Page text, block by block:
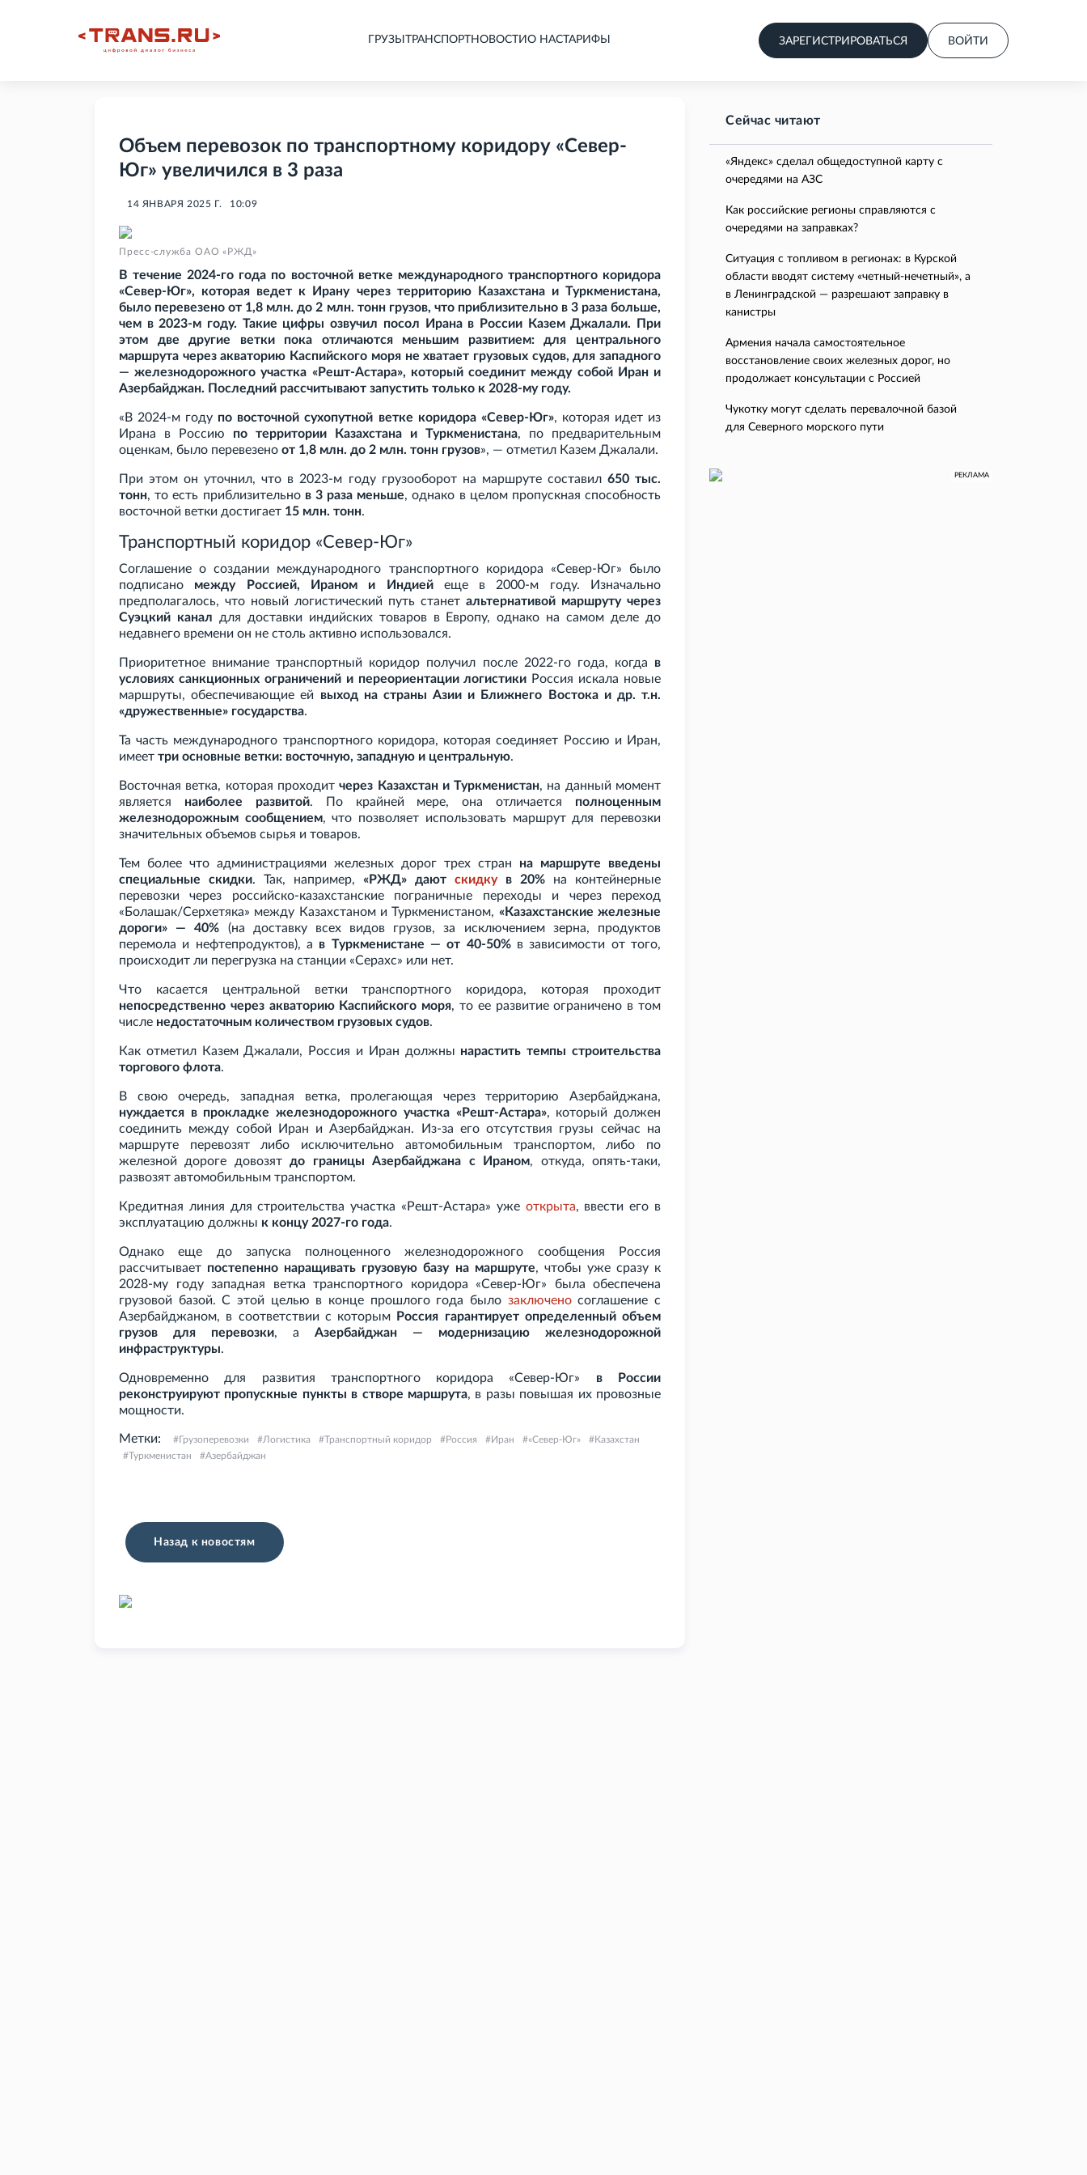
ГРУЗЫ ТРАНСПОРТНОВОСТИ О НАСТАРИФЫ ЗАРЕГИСТРИРОВАТЬСЯ ВОЙТИ
Объем перевозок по транспортному коридору «Север-
Юг» увеличился в 3 раза
14 ЯНВАРЯ 2025 Г. 10:09
Пресс-служба ОАО «РЖД»
В течение 2024-го года по восточной ветке международного транспортного коридора
«Север-Юг», которая ведет к Ирану через территорию Казахстана и Туркменистана,
было перевезено от 1,8 млн. до 2 млн. тонн грузов, что приблизительно в 3 раза больше,
чем в 2023-м году. Такие цифры озвучил посол Ирана в России Казем Джалали. При
этом две другие ветки пока отличаются меньшим развитием: для центрального
маршрута через акваторию Каспийского моря не хватает грузовых судов, для западного
— железнодорожного участка «Решт-Астара», который соединит между собой Иран и
Азербайджан. Последний рассчитывают запустить только к 2028-му году.
«В 2024-м году по восточной сухопутной ветке коридора «Север-Юг», которая идет из
Ирана в Россию по территории Казахстана и Туркменистана, по предварительным
оценкам, было перевезено от 1,8 млн. до 2 млн. тонн грузов», — отметил Казем Джалали.
При этом он уточнил, что в 2023-м году грузооборот на маршруте составил 650 тыс.
тонн, то есть приблизительно в 3 раза меньше, однако в целом пропускная способность
восточной ветки достигает 15 млн. тонн.
Транспортный коридор «Север-Юг»
Соглашение о создании международного транспортного коридора «Север-Юг» было
подписано между Россией, Ираном и Индиейеще в 2000-м году. Изначально
предполагалось, что новый логистический путь станет альтернативой маршруту через
Суэцкий канал для доставки индийских товаров в Европу, однако на самом деле до
недавнего времени он не столь активно использовался.
Приоритетное внимание транспортный коридор получил после 2022-го года, когда в
условиях санкционных ограничений и переориентации логистики Россия искала новые
маршруты, обеспечивающие ей выход на страны Азии и Ближнего Востока и др. т.н.
«дружественные» государства.
Та часть международного транспортного коридора, которая соединяет Россию и Иран,
имеет три основные ветки: восточную, западную и центральную.
Восточная ветка, которая проходитчерез Казахстан и Туркменистан, на данный момент
является наиболее развитой. По крайней мере, она отличается полноценным
железнодорожным сообщением, что позволяет использовать маршрут для перевозки
значительных объемов сырья и товаров.
Тем более что администрациями железных дорог трех стран на маршруте введены
специальные скидки. Так, например, «РЖД» дают скидкув 20% на контейнерные
перевозки через российско-казахстанские пограничные переходы и через переход
«Болашак/Серхетяка» между Казахстаном и Туркменистаном, «Казахстанские железные
дороги» — 40% (на доставку всех видов грузов, за исключением зерна, продуктов
перемола и нефтепродуктов), а в Туркменистане — от 40-50%в зависимости от того,
происходит ли перегрузка на станции «Серахс» или нет.
Что касается центральной ветки транспортного коридора, которая проходит
непосредственно через акваторию Каспийского моря, то ее развитие ограничено в том
числе недостаточным количеством грузовых судов.
Как отметил Казем Джалали, Россия и Иран должны нарастить темпы строительства
торгового флота.
В свою очередь, западная ветка, пролегающая через территорию Азербайджана,
нуждается в прокладке железнодорожного участка «Решт-Астара», который должен
соединить между собой Иран и Азербайджан. Из-за его отсутствия грузы сейчас на
маршруте перевозят либо исключительно автомобильным транспортом, либо по
железной дороге довозятдо границы Азербайджана с Ираном, откуда, опять-таки,
развозят автомобильным транспортом.
Кредитная линия для строительства участка «Решт-Астара» уже открыта, ввести его в
эксплуатацию должны к концу 2027-го года.
Однако еще до запуска полноценного железнодорожного сообщения Россия
рассчитывает постепенно наращивать грузовую базу на маршруте, чтобы уже сразу к
2028-му году западная ветка транспортного коридора «Север-Юг» была обеспечена
грузовой базой. С этой целью в конце прошлого года было заключеносоглашение с
Азербайджаном, в соответствии с которым
Россия гарантирует определенный объем
грузов для перевозки, а Азербайджан — модернизацию железнодорожной
инфраструктуры.
Одновременно для развития транспортного коридора «Север-Юг» в России
реконструируют пропускные пункты в створе маршрута, в разы повышая их провозные
мощности.
Метки: Грузоперевозки Логистика Транспортный коридор Россия Иран «Север-Юг»
Казахстан
Туркменистан
Азербайджан
Назад к новостям
Сейчас читают
«Яндекс» сделал общедоступной карту с
очередями на АЗС
Как российские регионы справляются с
очередями на заправках?
Ситуация с топливом в регионах: в Курской
области вводят систему «четный-нечетный», а
в Ленинградской — разрешают заправку в
канистры
Армения начала самостоятельное
восстановление своих железных дорог, но
продолжает консультации с Россией
Чукотку могут сделать перевалочной базой
для Северного морского пути
РЕКЛАМА